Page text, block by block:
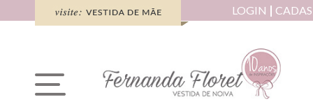
LOGIN